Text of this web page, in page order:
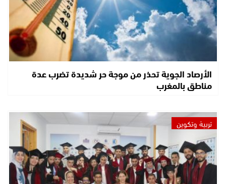
الأرصاد الجوية تحذر من موجة حر شديدة تضرب عدة
مناطق بالمغرب
تربية وتكوين